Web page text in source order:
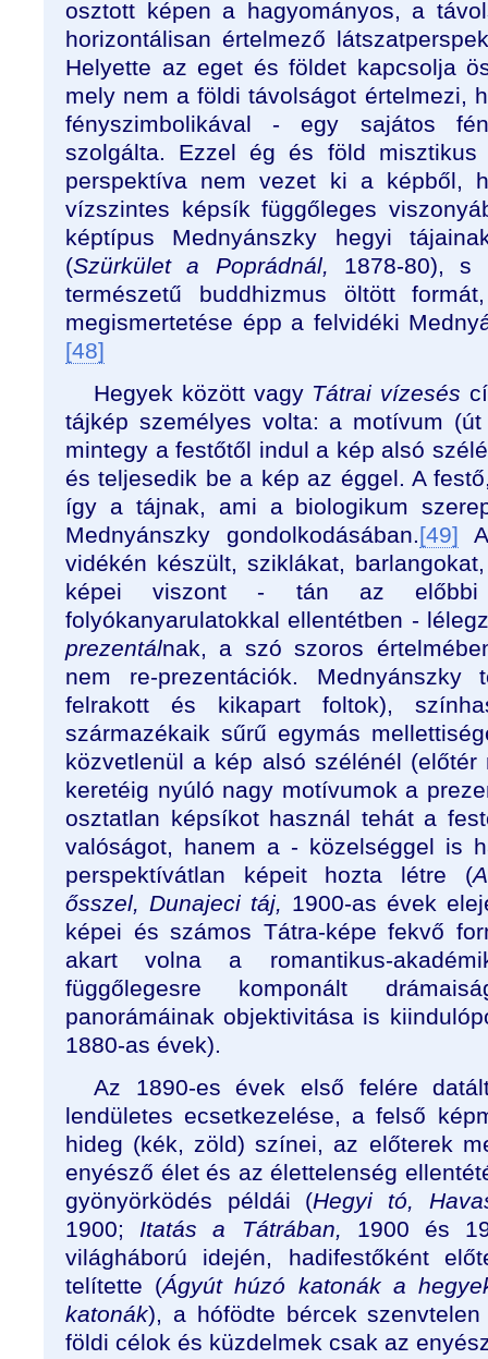
osztott képen a hagyományos, a
horizontálisan értelmező
Helyette az eget és földet kapcsolja
mely nem a földi távolságot értelmezi,
fényszimbolikával - egy sajátos
szolgálta. Ezzel ég és föld misztikus
perspektíva nem vezet ki a képből,
vízszintes képsík függőleges
képtípus Mednyánszky hegyi
(Szürkület a Poprádnál, 1878-80), s
természetű buddhizmus öltött
megismertetése épp a felvidéki
[48]
Hegyek között vagy Tátrai vízesés
tájkép személyes volta: a motívum
mintegy a festőtől indul a kép alsó
és teljesedik be a kép az éggel. A
így a tájnak, ami a biologikum
Mednyánszky gondolkodásában.[49]
vidékén készült, sziklákat,
képei viszont - tán az
folyókanyarulatokkal ellentétben -
prezentálnak, a szó szoros
nem re-prezentációk. Mednyánszky
felrakott és kikapart foltok),
származékaik sűrű egymás
közvetlenül a kép alsó szélénél
keretéig nyúló nagy motívumok a
osztatlan képsíkot használ tehát a
valóságot, hanem a - közelséggel is
perspektívátlan képeit hozta létre (
ősszel, Dunajeci táj, 1900-as évek
képei és számos Tátra-képe fekvő
akart volna a romantikus-
függőlegesre komponált
panorámáinak objektivitása is
1880-as évek).
Az 1890-es évek első felére
lendületes ecsetkezelése, a felső
hideg (kék, zöld) színei, az előterek
enyésző élet és az élettelenség
gyönyörködés példái (Hegyi tó,
1900; Itatás a Tátrában, 1900 és
világháború idején, hadifestőként
telítette (Ágyút húzó katonák a
katonák), a hófödte bércek
földi célok és küzdelmek csak az